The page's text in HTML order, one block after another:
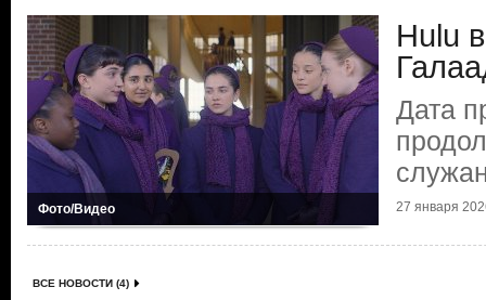
Фото/Видео
Hulu
Дата
27 января
ВСЕ НОВОСТИ (4)